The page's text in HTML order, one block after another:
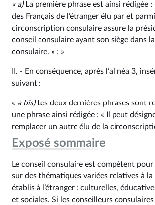
« a)La première phrase est ainsi rédigée :
des Français de l’étranger élu par et
circonscription consulaire assure la
conseil consulaire ayant son siège dans
consulaire. » ; »
II. - En conséquence, après l’alinéa 3,
suivant :
« a bis) Les deux dernières phrases sont
une phrase ainsi rédigée : « Il peut
remplacer un autre élu de la
Exposé sommaire
Le conseil consulaire est compétent
sur des thématiques variées relatives à la
établis à l’étranger : culturelles,
et sociales. Si les conseilleurs